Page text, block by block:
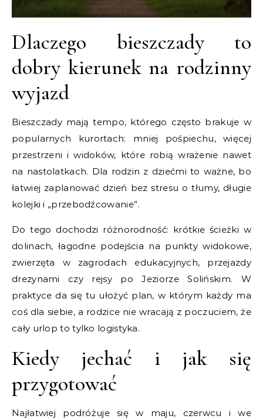
Dlaczego bieszczady to
dobry kierunek na rodzinny
wyjazd
Bieszczady mają tempo, którego często brakuje w
popularnych kurortach: mniej pośpiechu, więcej
przestrzeni i widoków, które robią wrażenie nawet
na nastolatkach. Dla rodzin z dziećmi to ważne, bo
łatwiej zaplanować dzień bez stresu o tłumy, długie
kolejki i „przebodźcowanie”.
Do tego dochodzi różnorodność: krótkie ścieżki w
dolinach, łagodne podejścia na punkty widokowe,
zwierzęta w zagrodach edukacyjnych, przejazdy
drezynami czy rejsy po Jeziorze Solińskim. W
praktyce da się tu ułożyć plan, w którym każdy ma
coś dla siebie, a rodzice nie wracają z poczuciem, że
cały urlop to tylko logistyka.
Kiedy jechać i jak się
przygotować
Najłatwiej podróżuje się w maju, czerwcu i we